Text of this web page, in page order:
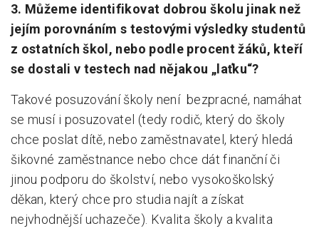
3. Můžeme identifikovat dobrou školu jinak než
jejím porovnáním s testovými výsledky studentů
z ostatních škol, nebo podle procent žáků, kteří
se dostali v testech nad nějakou „laťku“?
Takové posuzování školy není bezpracné, namáhat
se musí i posuzovatel (tedy rodič, který do školy
chce poslat dítě, nebo zaměstnavatel, který hledá
šikovné zaměstnance nebo chce dát finanční či
jinou podporu do školství, nebo vysokoškolský
děkan, který chce pro studia najít a získat
nejvhodnější uchazeče). Kvalita školy a kvalita